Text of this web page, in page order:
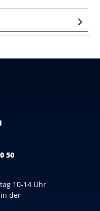
50
10-14 Uhr
der